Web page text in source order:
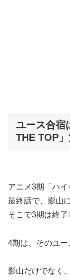
ユース合宿
THE TOP
アニメ3期「ハ
最終話で、影山
そこで3期は終了
4期は、そのユー
影山だけでなく